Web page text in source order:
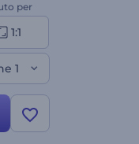
per
a
per le
gli
1:1
1